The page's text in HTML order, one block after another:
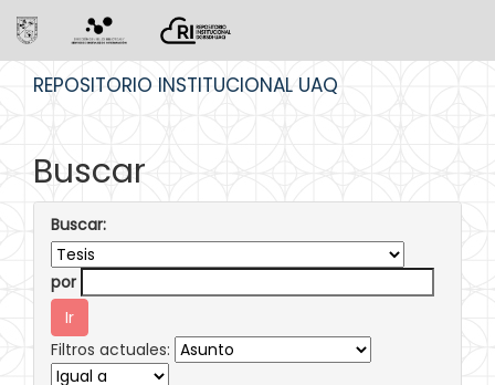
REPOSITORIO INSTITUCIONAL UAQ
Buscar
Buscar:
por
Filtros actuales: